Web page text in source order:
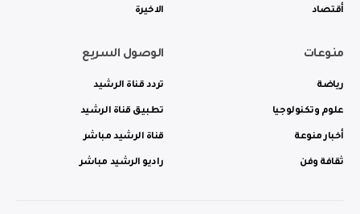
أقتصاد الاخيرة
منوعات
رياضة
علوم وتكنولوجيا
أخبار منوعة
ثقافة وفن
الوصول السريع
تردد قناة الرشيد
تطبيق قناة الرشيد
قناة الرشيد مباشر
راديو الرشيد مباشر